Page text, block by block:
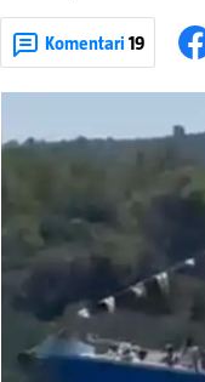
upaljenim bakljama. Na
višestoljetnoj tradiciji,
Komentari 19